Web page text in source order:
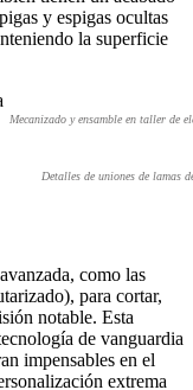
y espigas ocultas
la superficie
Mecanizado y ensamble en taller de
Detalles de uniones de lamas
como las
para cortar,
notable. Esta
de vanguardia
impensables en el
extrema